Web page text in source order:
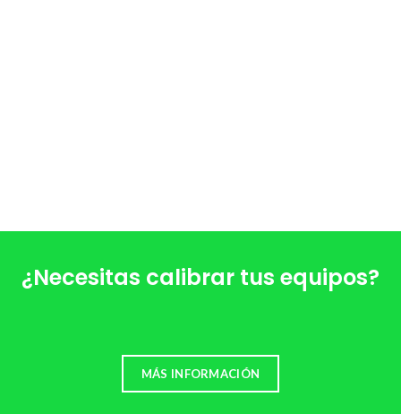
¿Necesitas calibrar tus equipos?
MÁS INFORMACIÓN